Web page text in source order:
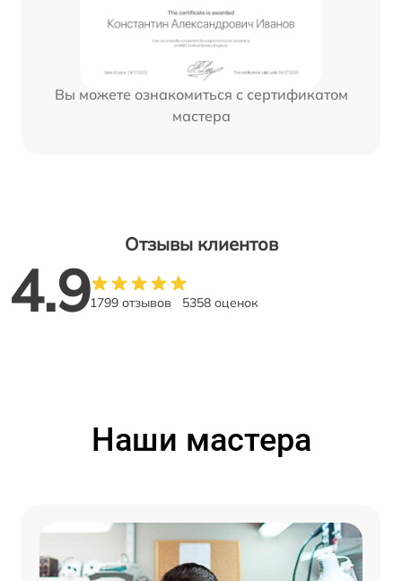
Вы можете ознакомиться с сертификатом
мастера
Отзывы клиентов
4.91799 отзывов 5358 оценок
Наши мастера